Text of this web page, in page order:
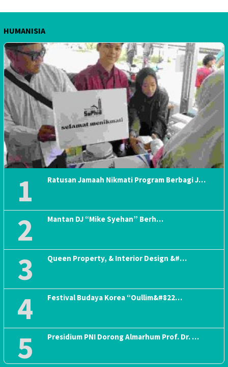
HUMANISIA
1 Ratusan Jamaah Nikmati Program Berbagi J…
2 Mantan DJ “Mike Syehan” Berh…
3 Queen Property, & Interior Design &#…
4 Festival Budaya Korea “Oullim&#822…
5 Presidium PNI Dorong Almarhum Prof. Dr. …